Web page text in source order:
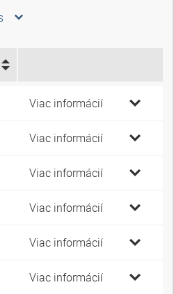
Viac informácií
Viac informácií
Viac informácií
Viac informácií
Viac informácií
Viac informácií